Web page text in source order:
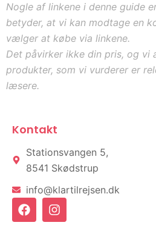
Nogle af linkene i denne guide
betyder, at vi kan modtage en
vælger at købe via linkene.
Det påvirker ikke din pris, og vi
produkter, som vi vurderer er
læsere.
Kontakt
Stationsvangen 5,
8541 Skødstrup
info@klartilrejsen.dk
F
a
I
n